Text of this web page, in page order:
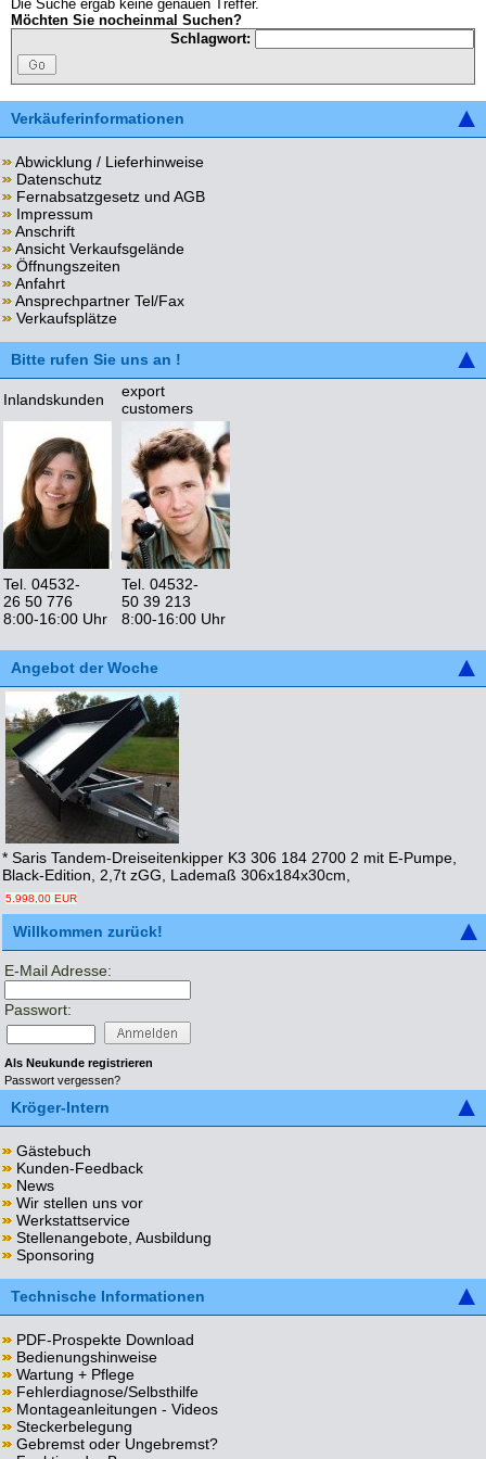
Die Suche ergab keine genauen Treffer.
Möchten Sie nocheinmal Suchen?
Schlagwort:
Verkäuferinformationen
Abwicklung / Lieferhinweise
Datenschutz
Fernabsatzgesetz und AGB
Impressum
Anschrift
Ansicht Verkaufsgelände
Öffnungszeiten
Anfahrt
Ansprechpartner Tel/Fax
Verkaufsplätze
Bitte rufen Sie uns an !
Inlandskunden
export
customers
Tel. 04532-
26 50 776
8:00-16:00 Uhr
Tel. 04532-
50 39 213
8:00-16:00 Uhr
Angebot der Woche
* Saris Tandem-Dreiseitenkipper K3 306 184 2700 2 mit E-Pumpe,
Black-Edition, 2,7t zGG, Lademaß 306x184x30cm,
5.998,00 EUR
Willkommen zurück!
E-Mail Adresse:
Passwort:
Als Neukunde registrieren
Passwort vergessen?
Kröger-Intern
Gästebuch
Kunden-Feedback
News
Wir stellen uns vor
Werkstattservice
Stellenangebote, Ausbildung
Sponsoring
Technische Informationen
PDF-Prospekte Download
Bedienungshinweise
Wartung + Pflege
Fehlerdiagnose/Selbsthilfe
Montageanleitungen - Videos
Steckerbelegung
Gebremst oder Ungebremst?